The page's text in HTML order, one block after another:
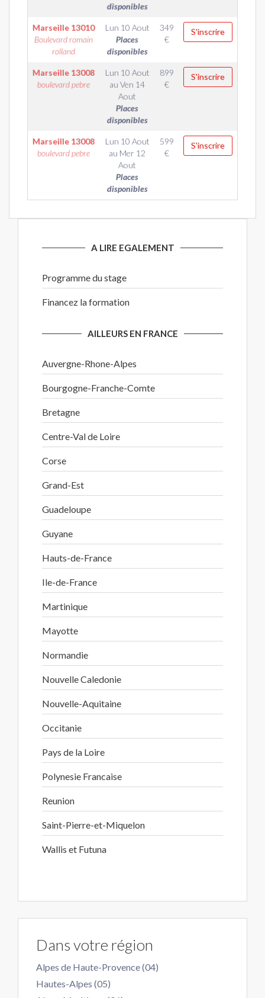
disponibles
Marseille 13010
Boulevard romain
rolland
Lun 10 Aout
Places
disponibles
349
€
S'inscrire
Marseille 13008
boulevard pebre
Lun 10 Aout
au Ven 14
Aout
Places
disponibles
899
€
S'inscrire
Marseille 13008
boulevard pebre
Lun 10 Aout
au Mer 12
Aout
Places
disponibles
599
€
S'inscrire
A LIRE EGALEMENT
Programme du stage
Financez la formation
AILLEURS EN FRANCE
Auvergne-Rhone-Alpes
Bourgogne-Franche-Comte
Bretagne
Centre-Val de Loire
Corse
Grand-Est
Guadeloupe
Guyane
Hauts-de-France
Ile-de-France
Martinique
Mayotte
Normandie
Nouvelle Caledonie
Nouvelle-Aquitaine
Occitanie
Pays de la Loire
Polynesie Francaise
Reunion
Saint-Pierre-et-Miquelon
Wallis et Futuna
Dans votre région
Alpes de Haute-Provence (04)
Hautes-Alpes (05)